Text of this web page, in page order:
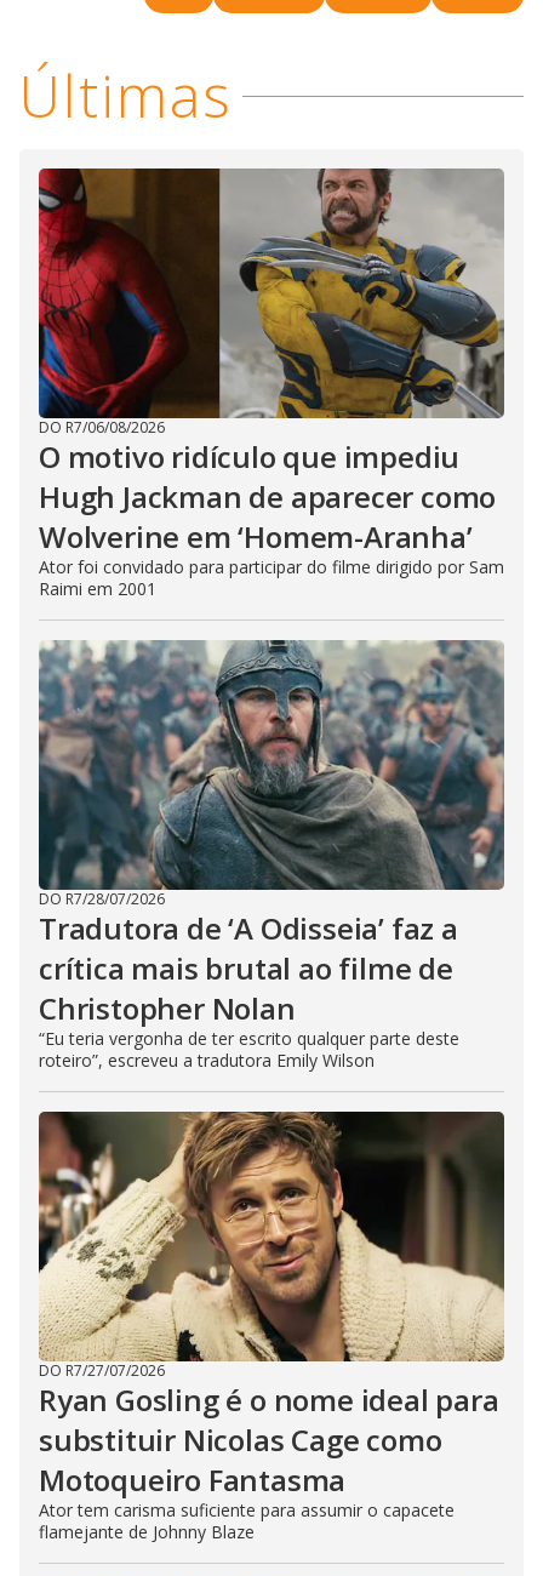
Últimas
DO R7/06/08/2026
O motivo ridículo que impediu
Hugh Jackman de aparecer como
Wolverine em ‘Homem-Aranha’
Ator foi convidado para participar do filme dirigido por Sam
Raimi em 2001
DO R7/28/07/2026
Tradutora de ‘A Odisseia’ faz a
crítica mais brutal ao filme de
Christopher Nolan
“Eu teria vergonha de ter escrito qualquer parte deste
roteiro”, escreveu a tradutora Emily Wilson
DO R7/27/07/2026
Ryan Gosling é o nome ideal para
substituir Nicolas Cage como
Motoqueiro Fantasma
Ator tem carisma suficiente para assumir o capacete
flamejante de Johnny Blaze